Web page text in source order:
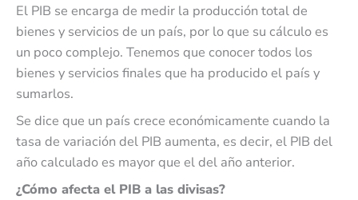
El PIB se encarga de medir la producción total de
bienes y servicios de un país, por lo que su cálculo es
un poco complejo. Tenemos que conocer todos los
bienes y servicios finales que ha producido el país y
sumarlos.
Se dice que un país crece económicamente cuando la
tasa de variación del PIB aumenta, es decir, el PIB del
año calculado es mayor que el del año anterior.
¿Cómo afecta el PIB a las divisas?